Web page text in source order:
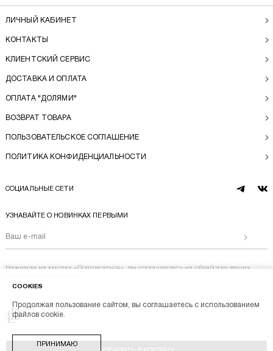
Перейти на главную
BL BRAND © 2014-2026
ЛИЧНЫЙ КАБИНЕТ
КОНТАКТЫ
КЛИЕНТСКИЙ СЕРВИС
ДОСТАВКА И ОПЛАТА
ОПЛАТА "ДОЛЯМИ"
ВОЗВРАТ ТОВАРА
ПОЛЬЗОВАТЕЛЬСКОЕ СОГЛАШЕНИЕ
ПОЛИТИКА КОНФИДЕНЦИАЛЬНОСТИ
СОЦИАЛЬНЫЕ СЕТИ
telegram
vk
УЗНАВАЙТЕ О НОВИНКАХ ПЕРВЫМИ
Нажимая на кнопку «Подписаться», вы соглашаетесь на обработку ваших
COOKIES
Продолжая пользование сайтом, вы соглашаетесь с использованием
файлов cookie.
ПРИНИМАЮ